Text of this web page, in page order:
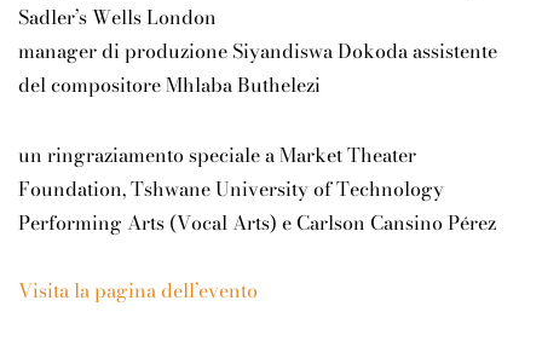
Sadler’s Wells London
manager di produzione Siyandiswa Dokoda assistente
del compositore Mhlaba Buthelezi
un ringraziamento speciale a Market Theater
Foundation, Tshwane University of Technology
Performing Arts (Vocal Arts) e Carlson Cansino Pérez
Visita la pagina dell’evento